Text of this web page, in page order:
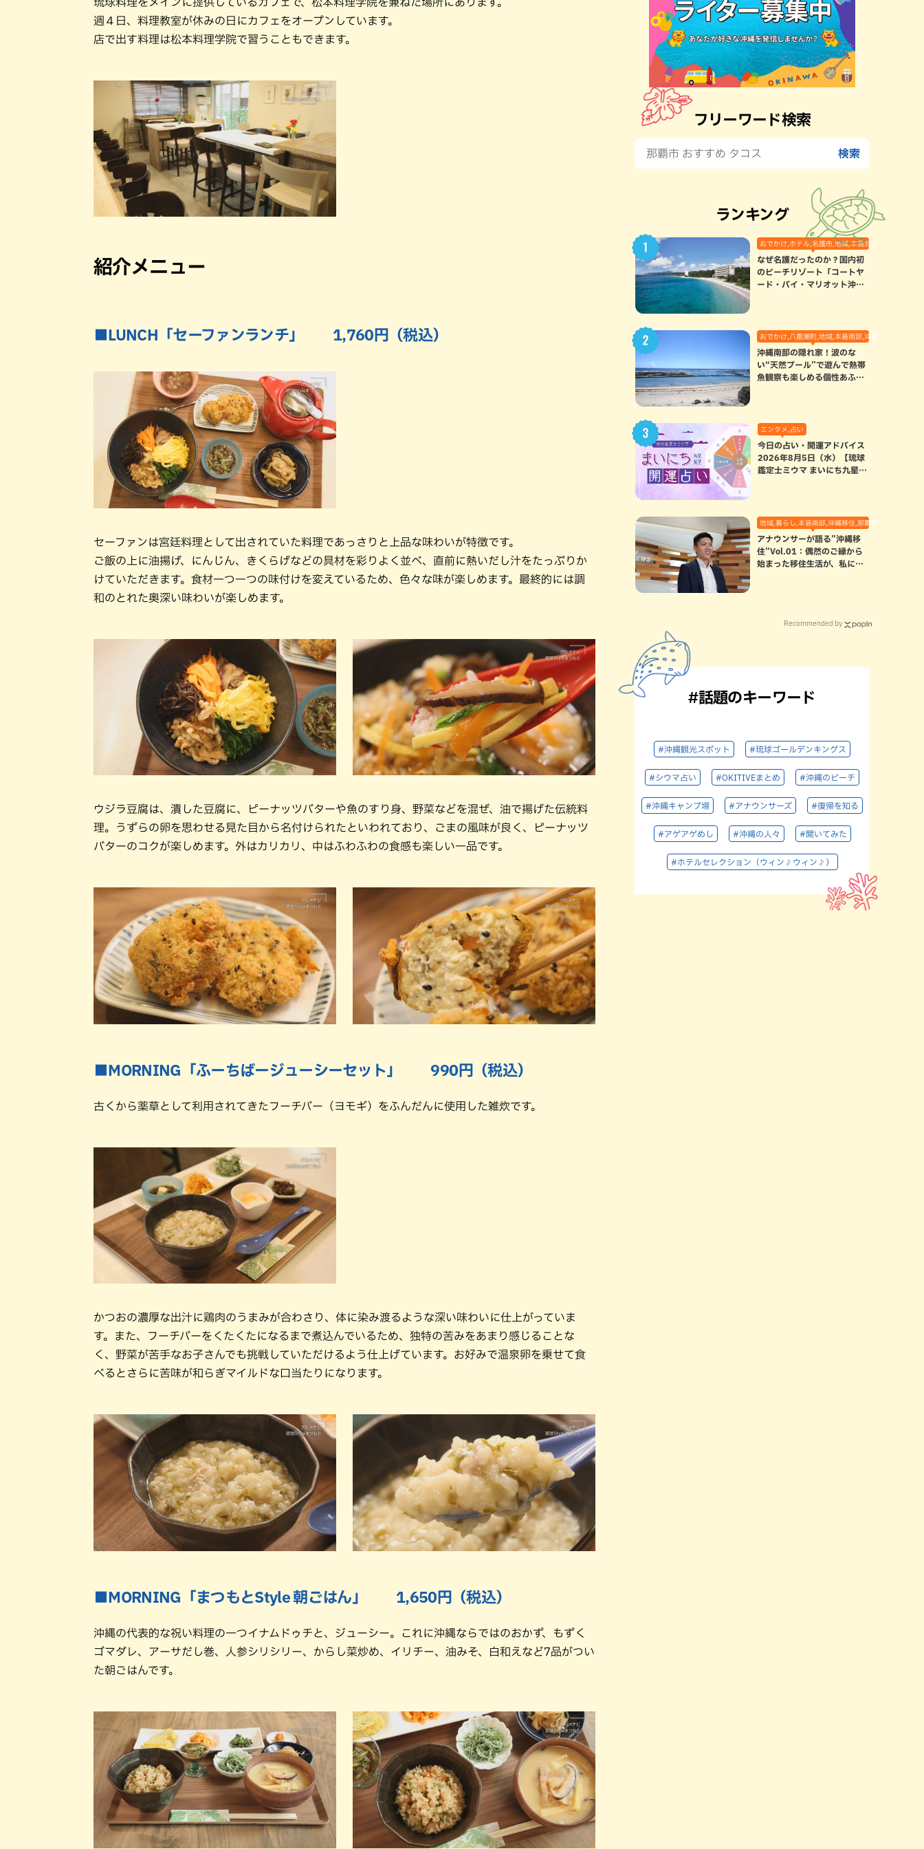
週４日、料理教室が休みの日にカフェをオープンしています。
店で出す料理は松本料理学院で習うこともできます。
紹介メニュー
■LUNCH「セーファンランチ」 1,760円（税込）
セーファンは宮廷料理として出されていた料理であっさりと上品な味わいが特徴です。
ご飯の上に油揚げ、にんじん、きくらげなどの具材を彩りよく並べ、直前に熱いだし汁をたっぷりか
けていただきます。食材一つ一つの味付けを変えているため、色々な味が楽しめます。最終的には調
和のとれた奥深い味わいが楽しめます。
ウジラ豆腐は、潰した豆腐に、ピーナッツバターや魚のすり身、野菜などを混ぜ、油で揚げた伝統料
理。うずらの卵を思わせる見た目から名付けられたといわれており、ごまの風味が良く、ピーナッツ
バターのコクが楽しめます。外はカリカリ、中はふわふわの食感も楽しい一品です。
■MORNING「ふーちばージューシーセット」 990円（税込）
古くから薬草として利用されてきたフーチバー（ヨモギ）をふんだんに使用した雑炊です。
かつおの濃厚な出汁に鶏肉のうまみが合わさり、体に染み渡るような深い味わいに仕上がっていま
す。また、フーチバーをくたくたになるまで煮込んでいるため、独特の苦みをあまり感じることな
く、野菜が苦手なお子さんでも挑戦していただけるよう仕上げています。お好みで温泉卵を乗せて食
べるとさらに苦味が和らぎマイルドな口当たりになります。
■MORNING「まつもとStyle 朝ごはん」 1,650円（税込）
沖縄の代表的な祝い料理の一つイナムドゥチと、ジューシー。これに沖縄ならではのおかず、もずく
ゴマダレ、アーサだし巻、人参シリシリー、からし菜炒め、イリチー、油みそ、白和えなど7品がつい
た朝ごはんです。
フリーワード検索
ランキング
おでかけ,ホテル,名護市,地域,本島北部
なぜ名護だったのか？国内初
のビーチリゾート「コートヤ
ード・バイ・マリオット沖縄
おでかけ,八重瀬町,地域,本島南部,沖縄の海,自然
沖縄南部の隠れ家！波のな
い“天然プール”で遊んで熱帯
魚観察も楽しめる個性あふれ
エンタメ,占い
今日の占い・開運アドバイス
2026年8月5日（水）【琉球
鑑定士ミウマ まいにち九星気
地域,暮らし,本島南部,沖縄移住,那覇市
アナウンサーが語る”沖縄移
住”Vol.01：偶然のご縁から
始まった移住生活が、私にと
Recommended by
#話題のキーワード
#沖縄観光スポット #琉球ゴールデンキングス
#シウマ占い #OKITIVEまとめ #沖縄のビーチ
#沖縄キャンプ場 #アナウンサーズ #復帰を知る
#アゲアゲめし #沖縄の人々 #聞いてみた
#ホテルセレクション（ウィン♪ウィン♪）